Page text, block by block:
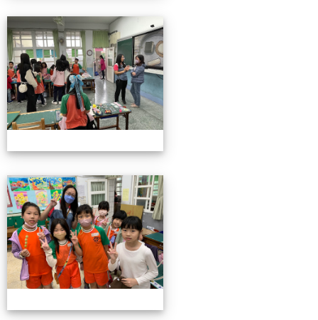
4/26親職教育日(中年級)
4/26親職教育日(中年級)